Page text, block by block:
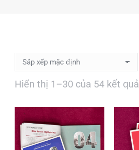
Hiển thị 1–30 của 54 kết quả